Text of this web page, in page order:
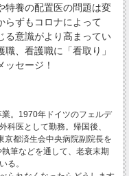
養の配置医の問題は変
ずもコロナによって
る意識がより高まってい
、看護職に「看取り」
ッセージ！
。1970年ドイツのフェルデ
科医として勤務。帰国後、
京都済生会中央病院副院長を
筆などを通して、老衰末期
る。